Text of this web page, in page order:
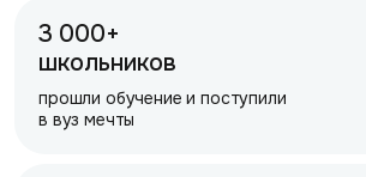
3 000+
школьников
прошли обучение и поступили
в вуз мечты